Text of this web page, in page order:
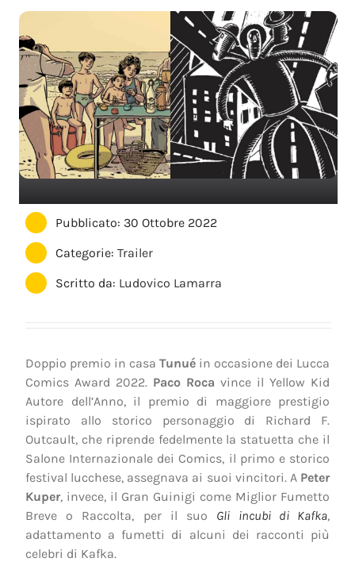
Pubblicato: 30 Ottobre 2022
Categorie:Trailer
Scritto da: Ludovico Lamarra
Doppio premio in casa Tunué in occasione dei Lucca
Comics Award 2022. Paco Roca vince il Yellow Kid
Autore dell’Anno, il premio di maggiore prestigio
ispirato allo storico personaggio di Richard F.
Outcault, che riprende fedelmente la statuetta che il
Salone Internazionale dei Comics, il primo e storico
festival lucchese, assegnava ai suoi vincitori. A Peter
Kuper, invece, il Gran Guinigi come Miglior Fumetto
Breve o Raccolta, per il suo Gli incubi di Kafka,
adattamento a fumetti di alcuni dei racconti più
celebri di Kafka.